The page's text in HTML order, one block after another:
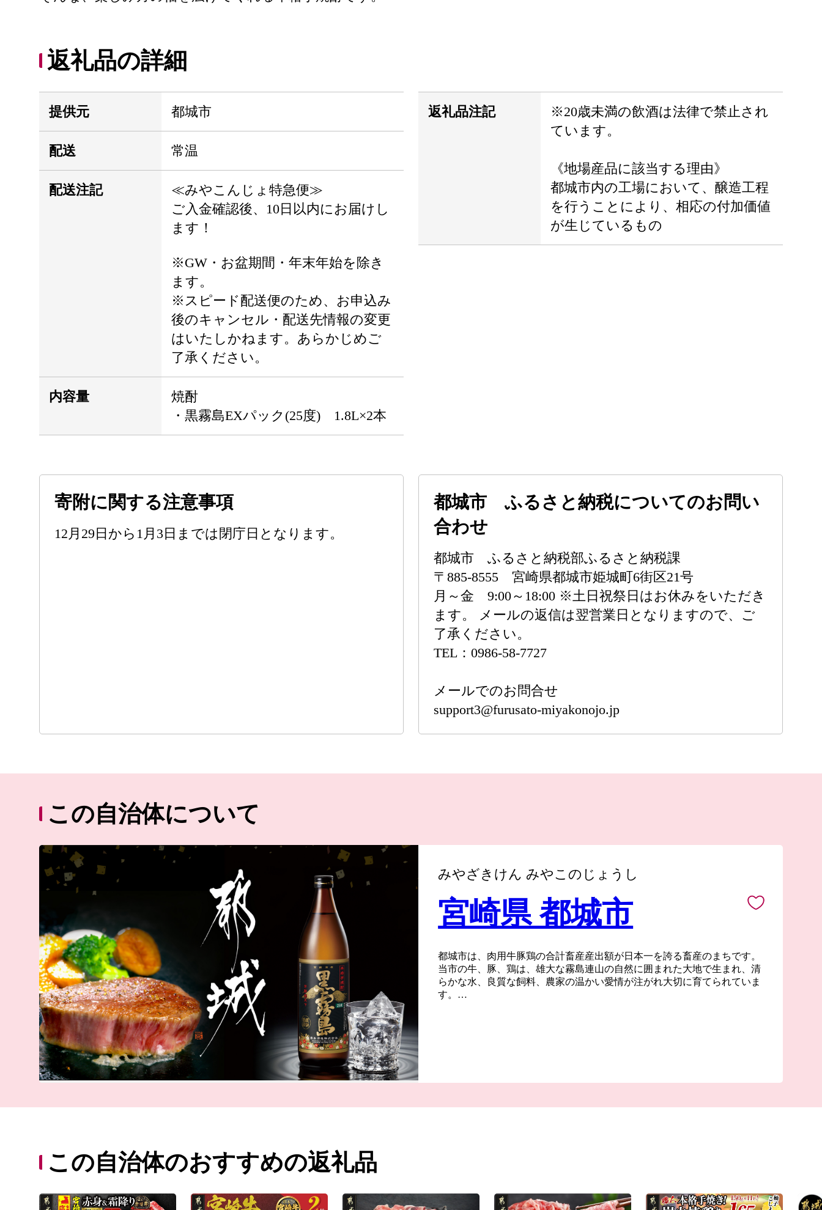
返礼品の詳細
提供元 都城市
配送 常温
配送注記
≪みやこんじょ特急便≫
ご入金確認後、10日以内にお届けし
ます！
※GW・お盆期間・年末年始を除き
ます。
※スピード配送便のため、お申込み
後のキャンセル・配送先情報の変更
はいたしかねます。あらかじめご
了承ください。
内容量
焼酎
・黒霧島EXパック(25度) 1.8L×2本
返礼品注記
※20歳未満の飲酒は法律で禁止され
ています。
《地場産品に該当する理由》
都城市内の工場において、醸造工程
を行うことにより、相応の付加価値
が生じているもの
寄附に関する注意事項
12月29日から1月3日までは閉庁日となります。
都城市 ふるさと納税についてのお問い
合わせ
都城市 ふるさと納税部ふるさと納税課
〒885-8555 宮崎県都城市姫城町6街区21号
月～金 9:00～18:00 ※土日祝祭日はお休みをいただき
ます。 メールの返信は翌営業日となりますので、ご
了承ください。
TEL：0986-58-7727
メールでのお問合せ
support3@furusato-miyakonojo.jp
この自治体について
みやざきけん みやこのじょうし
宮崎県 都城市
都城市は、肉用牛豚鶏の合計畜産産出額が日本一を誇る畜産のまちです。
当市の牛、豚、鶏は、雄大な霧島連山の自然に囲まれた大地で生まれ、清
らかな水、良質な飼料、農家の温かい愛情が注がれ大切に育てられていま
す。
また、日本一の出荷額を誇る焼酎は、霧島山麓で育つサツマイモや地下深
ています。市内４つの蔵元の味わい深い個性的な焼酎はたくさんの人たち
この自治体のおすすめの返礼品